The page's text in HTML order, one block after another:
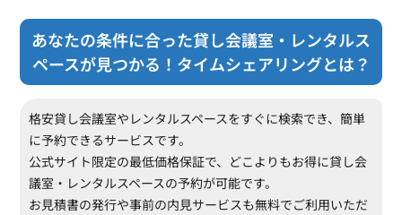
あなたの条件に合った貸し会議室・レンタルス
ペースが見つかる！タイムシェアリングとは？
格安貸し会議室やレンタルスペースをすぐに検索でき、簡単
に予約できるサービスです。
公式サイト限定の最低価格保証で、どこよりもお得に貸し会
議室・レンタルスペースの予約が可能です。
お見積書の発行や事前の内見サービスも無料でご利用いただ